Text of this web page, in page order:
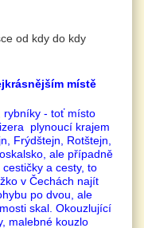
od kdy do kdy
místě
rybníky - toť místo
plynoucí krajem
Frýdštejn, Rotštejn,
ale případně
a cesty, to
v Čechách najít
po dvou, ale
skal. Okouzlující
malebné kouzlo